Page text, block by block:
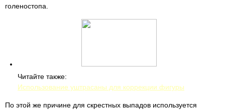
голеностопа.
Читайте также:
Использование уштрасаны для коррекции фигуры
По этой же причине для скрестных выпадов используется